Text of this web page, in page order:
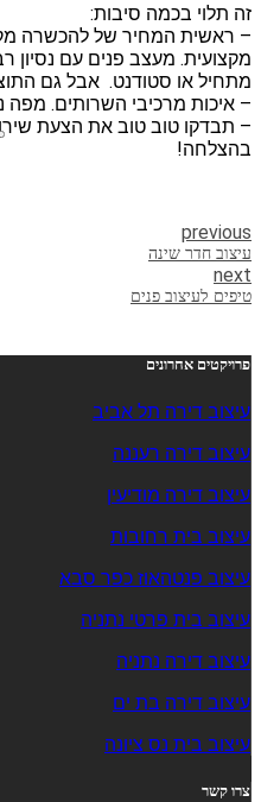
זה תלוי בכמה סיבות:
– ראשית המחיר של להכשרה
מקצועית. מעצב פנים עם נסיון
מתחיל או סטודנט. אבל גם
– איכות מרכיבי השרותים.
– תבדקו טוב טוב את הצעת
בהצלחה!
previous
עיצוב חדר שינה
next
טיפים לעיצוב פנים
פרויקטים אחרונים
עיצוב דירה תל אביב
עיצוב דירה רעננה
עיצוב דירה מודיעין
עיצוב בית רחובות
עיצוב פנטהאוז כפר סבא
עיצוב בית פרטי נתניה
עיצוב דירה נתניה
עיצוב דירה בת ים
עיצוב בית נס ציונה
צרו קשר